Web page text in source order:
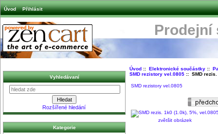
Úvod Přihlásit
Prodejní
Vyhledávaní
Rozšířené hledání
Kategorie
Úvod:: Elektronické součástky::
SMD rezistory vel.0805:: SMD rezis.
SMD rezistory vel.0805
zvětšit obrázek